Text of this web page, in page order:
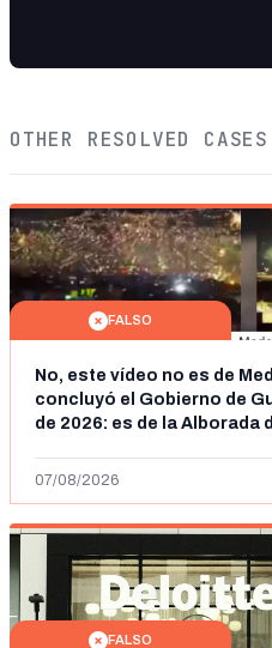
OTHER RESOLVED CASES
FALSO
No, este vídeo no es de
concluyó el Gobierno de
de 2026: es de la Alborada
07/08/2026
FALSO